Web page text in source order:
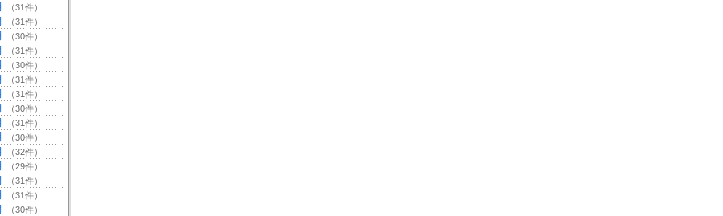
（31件）
（31件）
（30件）
（31件）
（30件）
（31件）
（31件）
（30件）
（31件）
（30件）
（32件）
（29件）
（31件）
（31件）
（30件）